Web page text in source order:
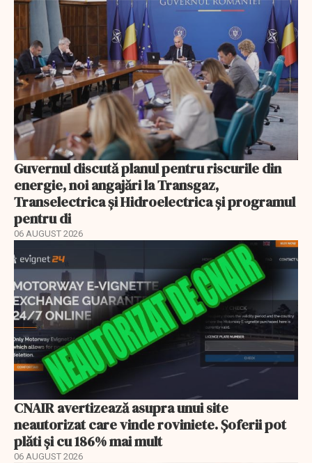
Guvernul discută planul pentru riscurile din
energie, noi angajări la Transgaz,
Transelectrica și Hidroelectrica și programul
pentru di
06 AUGUST 2026
CNAIR avertizează asupra unui site
neautorizat care vinde roviniete. Șoferii pot
plăti și cu 186% mai mult
06 AUGUST 2026